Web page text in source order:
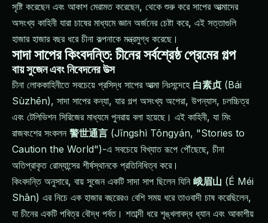
সৃষ্টি করেছেন এবং আকাশ মেরামত করেছেন, থেকে শুরু করে সাপের আত্মাদের
অসংখ্য কাহিনী যারা চাষের মাধ্যমে জ্ঞান অর্জনের চেষ্টা করে, এই সত্তাগুলি
হাজার হাজার বছর ধরে চীনা কল্পনাকে মন্ত্রমুগ্ধ করেছে।
সাদা সাপের কিংবদন্তি: চীনের সর্বশ্রেষ্ঠ প্রেমের গল্প
বায় সুজেন এবং নিবেদনের উত্স
চীনা লোককাহিনীতে সবচেয়ে প্রসিদ্ধ সাপের আত্মা নিঃসন্দেহে 白素贞 (Bái
Sùzhēn), সাদা সাপের কন্যা, যার গল্প অসংখ্য অপেরা, উপন্যাস, চলচ্চিত্র
এবং টেলিভিশন সিরিজের মাধ্যমে পুনরায় বলা হয়েছে। এই কাহিনী, যা মিং
রাজবংশের সংকলন 警世通言 (Jǐngshì Tōngyán, "Stories to
Caution the World")-এ সবচেয়ে বিখ্যাত রূপে পৌঁছেছে, চীনা
অতিপ্রাকৃত রোম্যান্সের শীর্ষস্থানকে প্রতিনিধিত্ব করে।
কিংবদন্তি অনুসারে, বায় সুজেন একটি সাদা সাপ ছিলেন যিনি 峨眉山 (É Méi
Shān) এর নিচে এক হাজার বছরেরও বেশি সময় ধরে তাওবাদী চাষ করেছিলেন,
যা চীনের একটি পবিত্র বৌদ্ধ পর্বত। শতাব্দী ধরে শৃঙ্খলাবদ্ধ ধ্যান এবং আকাশীয়